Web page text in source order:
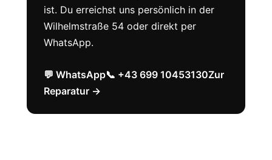
ist. Du erreichst uns persönlich in der
Wilhelmstraße 54 oder direkt per
WhatsApp.
💬 WhatsApp📞 +43 699 10453130Zur
Reparatur →